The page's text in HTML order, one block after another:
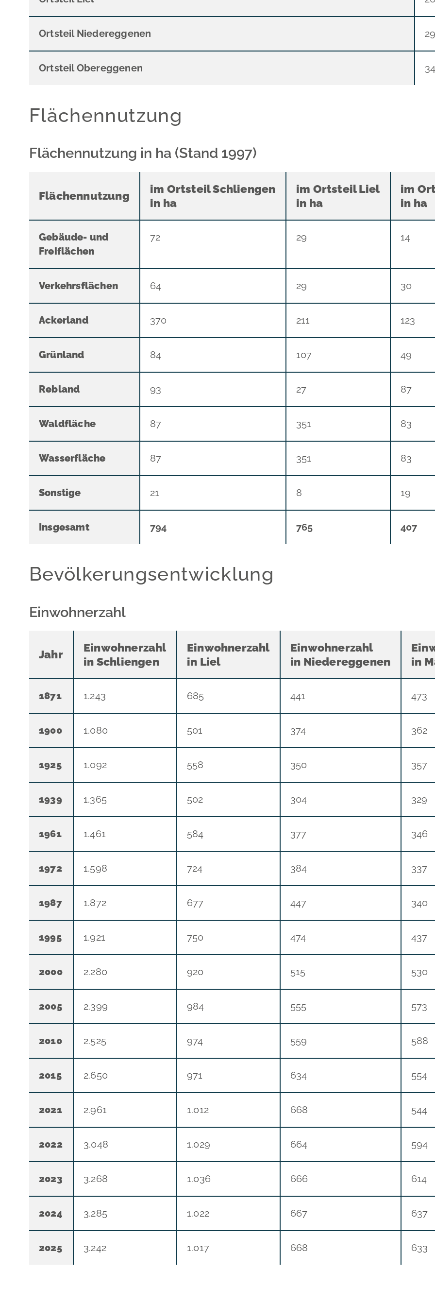
Ortsteil Niedereggenen
Ortsteil Obereggenen
Flächennutzung
Flächennutzung in ha (Stand 1997)
Flächennutzung
im Ortsteil Schliengen
in ha
im Ortsteil Liel
in ha
im
in ha
Gebäude- und
Freiflächen
72 29 14
Verkehrsflächen 64 29 30
Ackerland 370 211 123
Grünland 84 107 49
Rebland 93 27 87
Waldfläche 87 351 83
Wasserfläche 87 351 83
Sonstige 21 8 19
Insgesamt 794 765 407
Bevölkerungsentwicklung
Einwohnerzahl
Jahr
Einwohnerzahl
in Schliengen
Einwohnerzahl
in Liel
Einwohnerzahl
in Niedereggenen
in
1871 1.243 685 441 473
1900 1.080 501 374 362
1925 1.092 558 350 357
1939 1.365 502 304 329
1961 1.461 584 377 346
1972 1.598 724 384 337
1987 1.872 677 447 340
1995 1.921 750 474 437
2000 2.280 920 515 530
2005 2.399 984 555 573
2010 2.525 974 559 588
2015 2.650 971 634 554
2021 2.961 1.012 668 544
2022 3.048 1.029 664 594
2023 3.268 1.036 666 614
2024 3.285 1.022 667 637
2025 3.242 1.017 668 633